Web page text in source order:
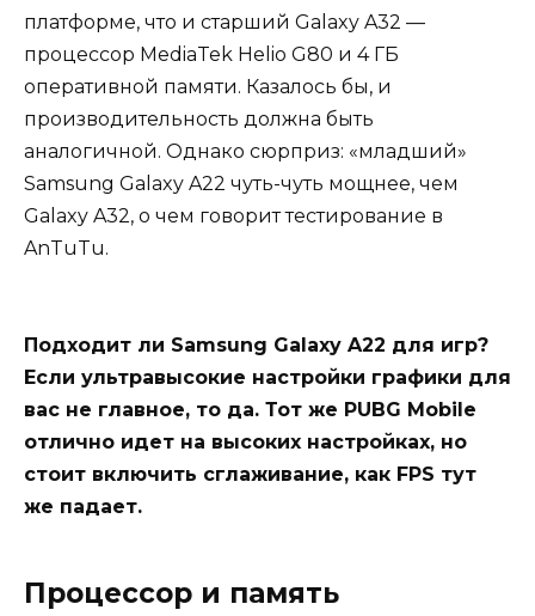
платформе, что и старший Galaxy A32 —
процессор MediaTek Helio G80 и 4 ГБ
оперативной памяти. Казалось бы, и
производительность должна быть
аналогичной. Однако сюрприз: «младший»
Samsung Galaxy A22 чуть-чуть мощнее, чем
Galaxy A32, о чем говорит тестирование в
AnTuTu.
Подходит ли Samsung Galaxy A22 для игр?
Если ультравысокие настройки графики для
вас не главное, то да. Тот же PUBG Mobile
отлично идет на высоких настройках, но
стоит включить сглаживание, как FPS тут
же падает.
Процессор и память